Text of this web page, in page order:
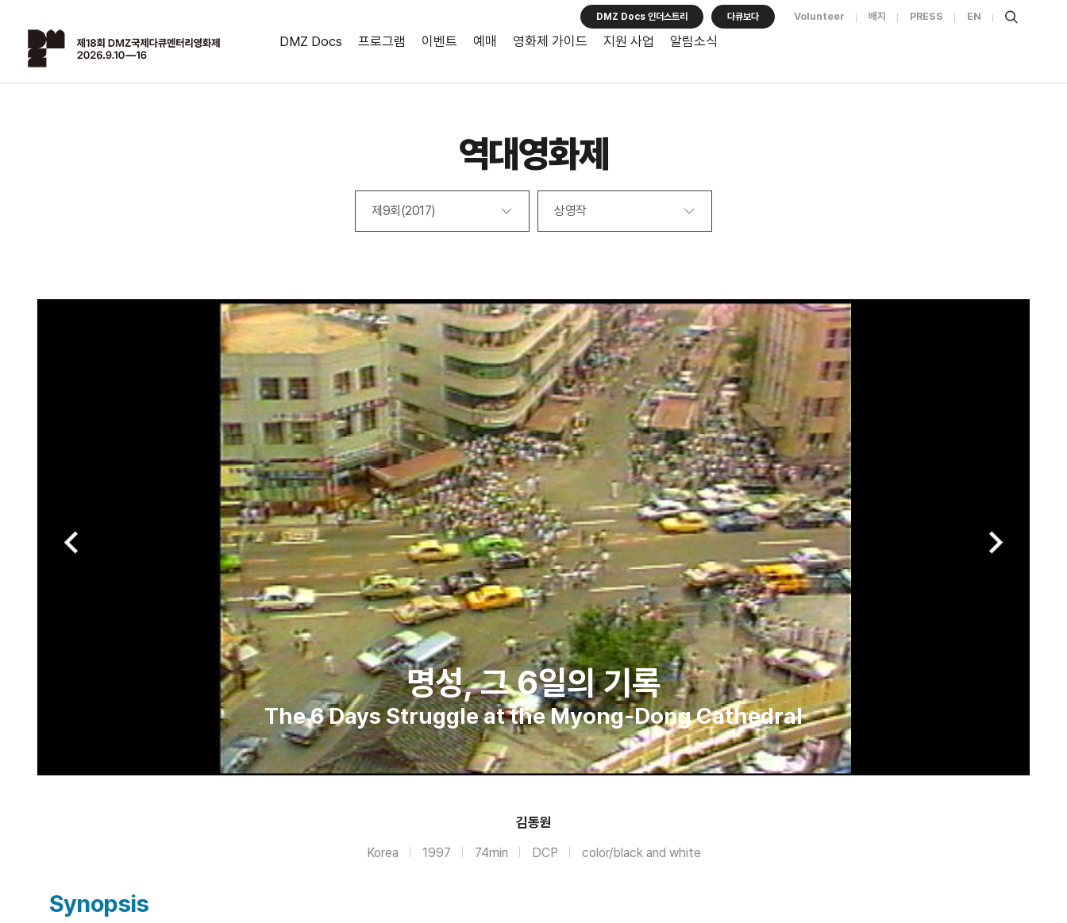
DMZ Docs 프로그램 이벤트 예매 영화제 가이드 지원 사업 알림소식
DMZ Docs 인더스트리 다큐보다 Volunteer 배지 PRESS EN
역대영화제
제9회(2017) 상영작
명성, 그 6일의 기록
The 6 Days Struggle at the Myong-Dong Cathedral
김동원
Korea 1997 74min DCP color/black and white
Synopsis